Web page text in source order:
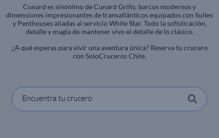
Cunard es sinónimo de Cunard Grills: barcos modernos y
dimensiones impresionantes de transatlánticos equipados con Suites
y Penthouses aliadas al servicio White Star. Todo la sofisticación,
detalle y magia de mantener vivo el detalle de lo clásico.
¿A qué esperas para vivir una aventura única? Reserva tu crucero
con SoloCruceros Chile.
Encuentra tu crucero